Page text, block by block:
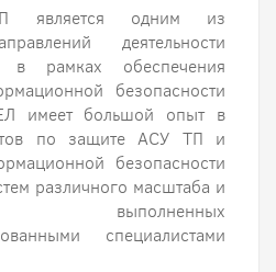
является одним из
деятельности
рамках обеспечения
безопасности
имеет большой опыт в
по защите АСУ ТП и
безопасности
различного масштаба и
выполненных
специалистами